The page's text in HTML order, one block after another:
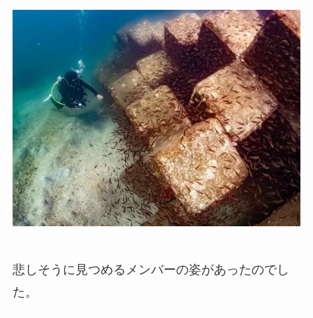
悲しそうに見つめるメンバーの姿があったのでし
た。